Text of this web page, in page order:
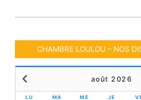
CHAMBRE LOULOU – NOS
août 2026
LU MA ME JE